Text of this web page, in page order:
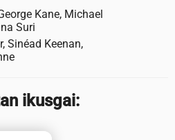
Kane, Michael
Suri
Sinéad Keenan,
ikusgai: